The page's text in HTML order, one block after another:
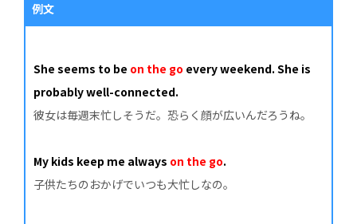
例文
She seems to be on the go every weekend. She is
probably well-connected.
彼女は毎週末忙しそうだ。恐らく顔が広いんだろうね。
My kids keep me always on the go.
子供たちのおかげでいつも大忙しなの。